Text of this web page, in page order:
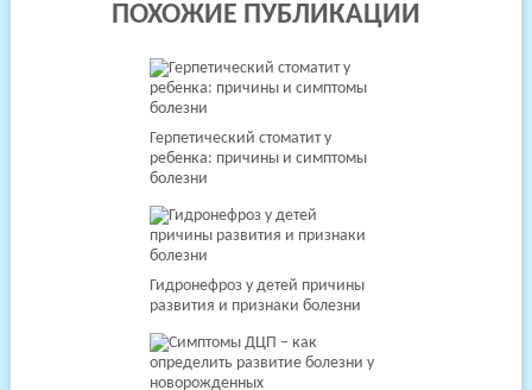
ПОХОЖИЕ ПУБЛИКАЦИИ
Герпетический стоматит у
ребенка: причины и симптомы
болезни
Гидронефроз у детей причины
развития и признаки болезни